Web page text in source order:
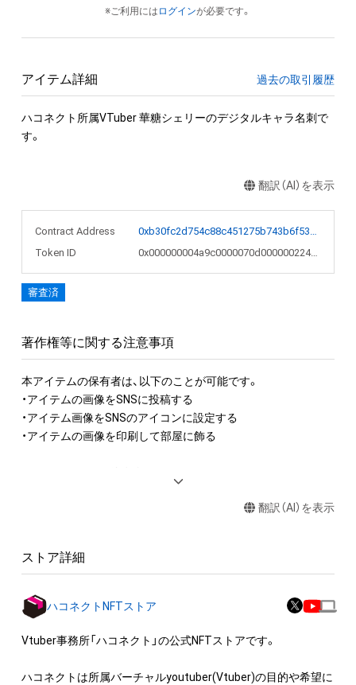
※ご利用には ログインが必要です。
アイテム詳細 過去の取引履歴
ハコネクト所属VTuber 華糖シェリーのデジタルキャラ名刺で
す。
翻訳（AI）を表示
Contract Address
0xb30fc2d754c88c451275b743b6f530f19f643683
Token ID
0x000000004a9c0000070d000000224e48
審査済
著作権等に関する注意事項
本アイテムの保有者は、以下のことが可能です。
・アイテムの画像をSNSに投稿する
・アイテム画像をSNSのアイコンに設定する
・アイテムの画像を印刷して部屋に飾る
ロゴ等を含みますがこれらに限られません。)にかかる知的財産
出願する権利を含みます。)を意味します。)は、本アイテムの著
けている者によって保護されています。そのため、本アイテム
を保有していたとしても、本アイテムに関する創作物にかかる
知的財産権を有することを意味しません。
の管理委託を受けている者からの事前の同意なしに、上記の「本
翻訳（AI）を表示
ストア詳細
ハコネクトNFTストア
Vtuber事務所「ハコネクト」の公式NFTストアです。
ハコネクトは所属バーチャルyoutuber(Vtuber)の目的や希望に